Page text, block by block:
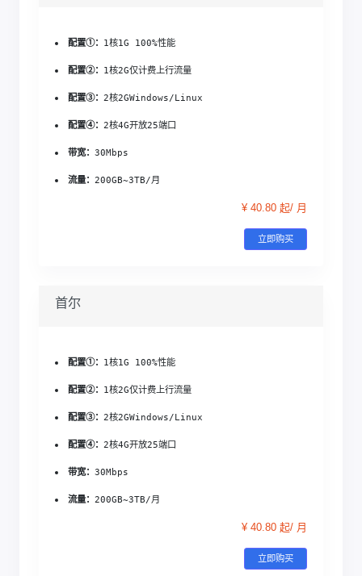
配置①： 1核1G 100%性能
配置②： 1核2G仅计费上行流量
配置③：2核2GWindows/Linux
配置④：2核4G开放25端口
带宽：30Mbps
流量：200GB~3TB/月
¥ 40.80 起/ 月
立即购买
首尔
配置①： 1核1G 100%性能
配置②： 1核2G仅计费上行流量
配置③：2核2GWindows/Linux
配置④：2核4G开放25端口
带宽：30Mbps
流量：200GB~3TB/月
¥ 40.80 起/ 月
立即购买